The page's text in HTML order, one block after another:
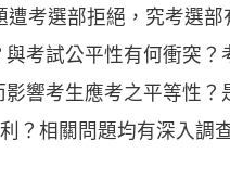
考選部拒絕，究考選
考試公平性有何衝突
響考生應考之平等性
？相關問題均有深入調